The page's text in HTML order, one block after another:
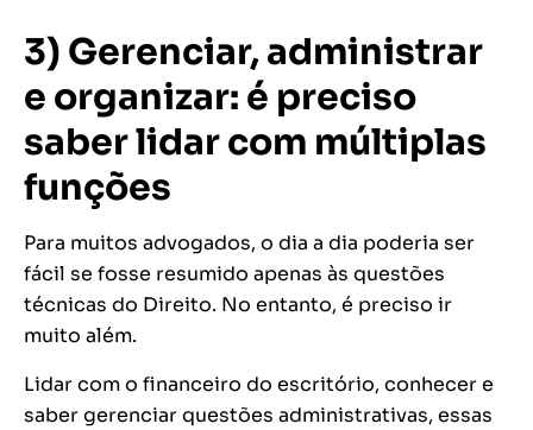
3) Gerenciar, administrar
e organizar: é preciso
saber lidar com múltiplas
funções
Para muitos advogados, o dia a dia poderia ser
fácil se fosse resumido apenas às questões
técnicas do Direito. No entanto, é preciso ir
muito além.
Lidar com o financeiro do escritório, conhecer e
saber gerenciar questões administrativas, essas